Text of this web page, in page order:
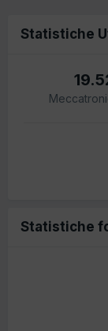
Statistiche
Statistiche